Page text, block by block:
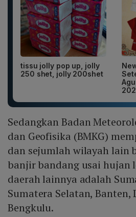
tissu jolly pop up, jolly
250 shet, jolly 200shet
Sedangkan Badan
dan Geofisika (BMKG)
dan sejumlah wilayah lain
banjir bandang usai hujan
daerah lainnya adalah
Sumatera Selatan, Banten,
Bengkulu.